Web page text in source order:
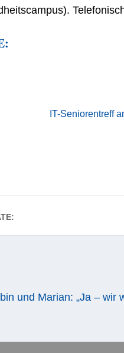
IT-Seniorentreff
und Marian: „Ja – wir